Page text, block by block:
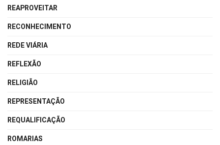
REAPROVEITAR
RECONHECIMENTO
REDE VIÁRIA
REFLEXÃO
RELIGIÃO
REPRESENTAÇÃO
REQUALIFICAÇÃO
ROMARIAS